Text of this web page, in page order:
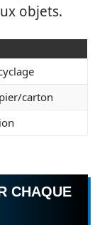
objets.
carton
CHAQUE